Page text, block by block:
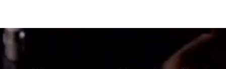
Video-
Player